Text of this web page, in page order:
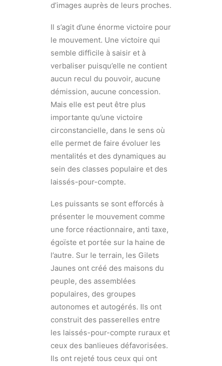
d’images auprès de leurs proches.
Il s’agit d’une énorme victoire pour
le mouvement. Une victoire qui
semble difficile à saisir et à
verbaliser puisqu’elle ne contient
aucun recul du pouvoir, aucune
démission, aucune concession.
Mais elle est peut être plus
importante qu’une victoire
circonstancielle, dans le sens où
elle permet de faire évoluer les
mentalités et des dynamiques au
sein des classes populaire et des
laissés-pour-compte.
Les puissants se sont efforcés à
présenter le mouvement comme
une force réactionnaire, anti taxe,
égoïste et portée sur la haine de
l’autre. Sur le terrain, les Gilets
Jaunes ont créé des maisons du
peuple, des assemblées
populaires, des groupes
autonomes et autogérés. Ils ont
construit des passerelles entre
les laissés-pour-compte ruraux et
ceux des banlieues défavorisées.
Ils ont rejeté tous ceux qui ont